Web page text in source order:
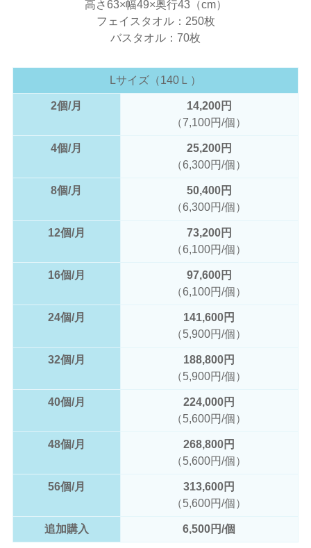
高さ63×幅49×奥行43（cm）
フェイスタオル：250枚
バスタオル：70枚
Lサイズ（140Ｌ）
2個/月
14,200円
（7,100円/個）
4個/月
25,200円
（6,300円/個）
8個/月
50,400円
（6,300円/個）
12個/月
73,200円
（6,100円/個）
16個/月
97,600円
（6,100円/個）
24個/月
141,600円
（5,900円/個）
32個/月
188,800円
（5,900円/個）
40個/月
224,000円
（5,600円/個）
48個/月
268,800円
（5,600円/個）
56個/月
313,600円
（5,600円/個）
追加購入 6,500円/個